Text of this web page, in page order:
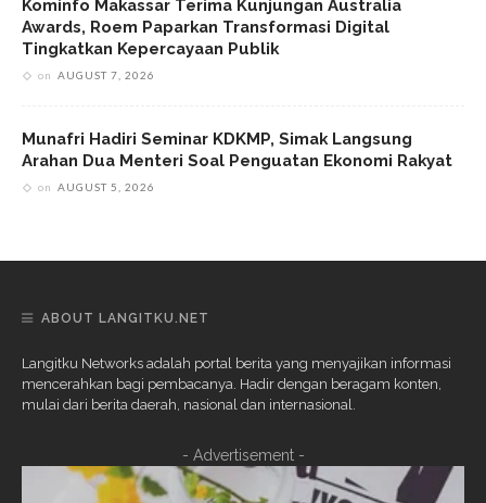
Kominfo Makassar Terima Kunjungan Australia
Awards, Roem Paparkan Transformasi Digital
Tingkatkan Kepercayaan Publik
on AUGUST 7, 2026
Munafri Hadiri Seminar KDKMP, Simak Langsung
Arahan Dua Menteri Soal Penguatan Ekonomi Rakyat
on AUGUST 5, 2026
ABOUT LANGITKU.NET
Langitku Networks adalah portal berita yang menyajikan informasi
mencerahkan bagi pembacanya. Hadir dengan beragam konten,
mulai dari berita daerah, nasional dan internasional.
- Advertisement -